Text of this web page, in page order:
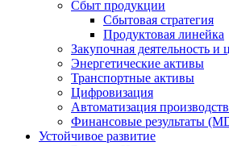
Сбыт продукции
Сбытовая стратегия
Продуктовая линейка
Закупочная деятельность и
Энергетические активы
Транспортные активы
Цифровизация
Автоматизация
Финансовые результаты
Устойчивое развитие